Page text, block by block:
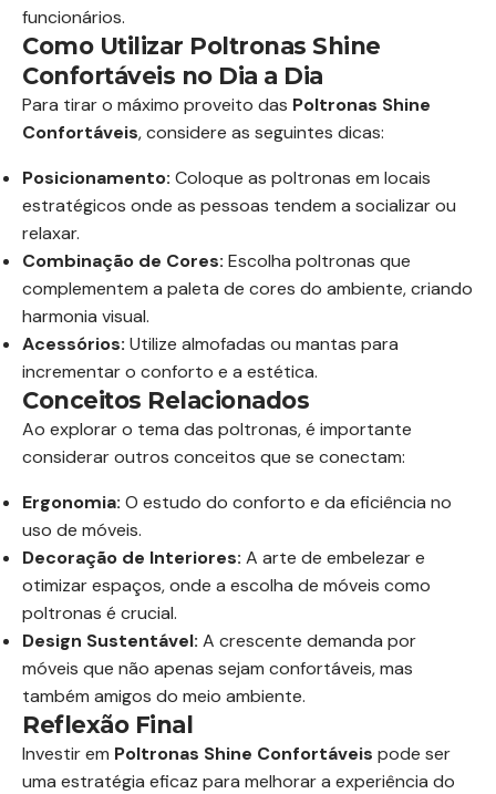
funcionários.
Como Utilizar Poltronas Shine
Confortáveis no Dia a Dia
Para tirar o máximo proveito das Poltronas Shine
Confortáveis, considere as seguintes dicas:
Posicionamento: Coloque as poltronas em locais
estratégicos onde as pessoas tendem a socializar ou
relaxar.
Combinação de Cores: Escolha poltronas que
complementem a paleta de cores do ambiente, criando
harmonia visual.
Acessórios: Utilize almofadas ou mantas para
incrementar o conforto e a estética.
Conceitos Relacionados
Ao explorar o tema das poltronas, é importante
considerar outros conceitos que se conectam:
Ergonomia: O estudo do conforto e da eficiência no
uso de móveis.
Decoração de Interiores: A arte de embelezar e
otimizar espaços, onde a escolha de móveis como
poltronas é crucial.
Design Sustentável: A crescente demanda por
móveis que não apenas sejam confortáveis, mas
também amigos do meio ambiente.
Reflexão Final
Investir em Poltronas Shine Confortáveis pode ser
uma estratégia eficaz para melhorar a experiência do